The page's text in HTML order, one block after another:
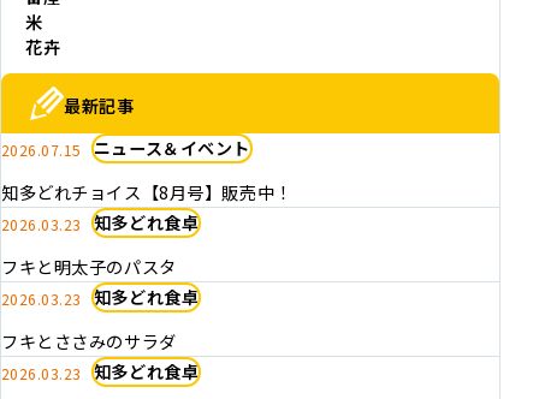
米
花卉
最新記事
2026.07.15 ニュース＆イベント
知多どれチョイス【8月号】販売中！
2026.03.23 知多どれ食卓
フキと明太子のパスタ
2026.03.23 知多どれ食卓
フキとささみのサラダ
2026.03.23 知多どれ食卓